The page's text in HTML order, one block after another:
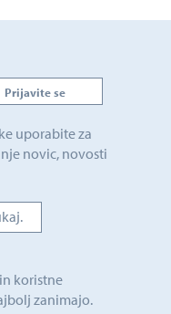
Prijavite se
uporabite za
novic, novosti
koristne
zanimajo.